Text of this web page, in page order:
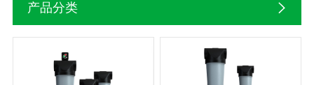
产品分类